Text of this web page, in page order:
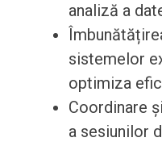
analiză a
sistemelor
optimiza
Coordinare
a sesiunilor